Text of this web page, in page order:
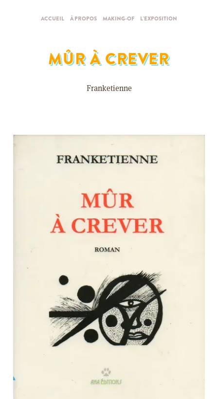
ACCUEIL À PROPOS MAKING-OF L'EXPOSITION
MÛR À CREVER
Franketienne